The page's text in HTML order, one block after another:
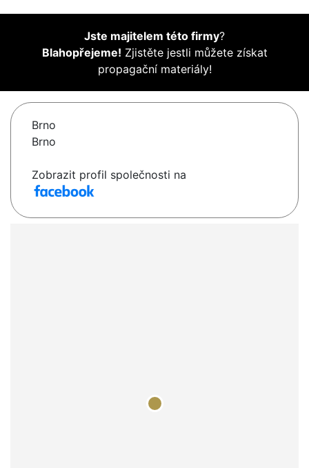
Jste majitelem této firmy?
Blahopřejeme! Zjistěte jestli můžete získat
propagační materiály!
Brno
Brno
Zobrazit profil společnosti na